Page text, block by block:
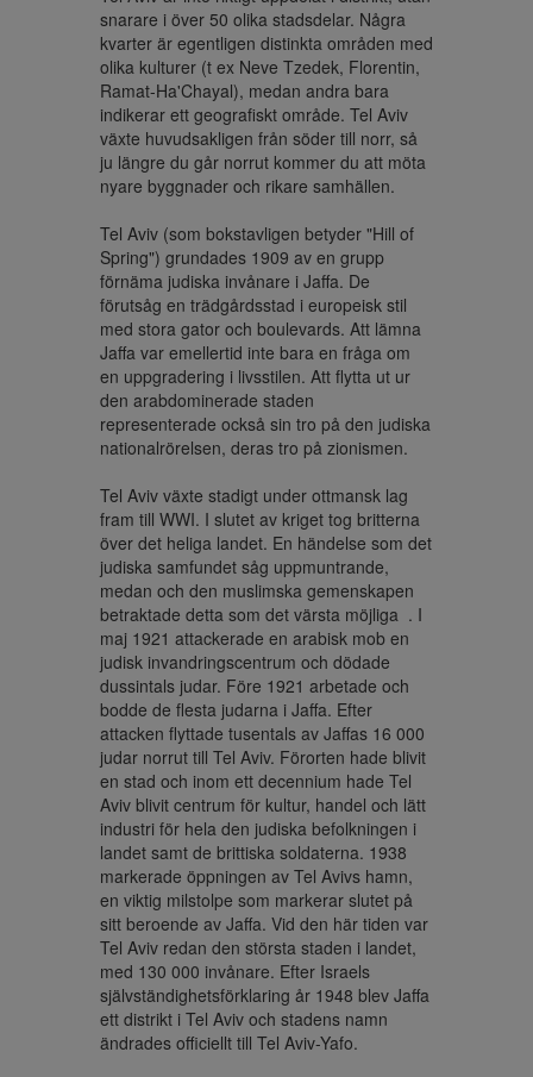
snarare i över 50 olika stadsdelar. Några
kvarter är egentligen distinkta områden med
olika kulturer (t ex Neve Tzedek, Florentin,
Ramat-Ha'Chayal), medan andra bara
indikerar ett geografiskt område. Tel Aviv
växte huvudsakligen från söder till norr, så
ju längre du går norrut kommer du att möta
nyare byggnader och rikare samhällen.
Tel Aviv (som bokstavligen betyder "Hill of
Spring") grundades 1909 av en grupp
förnäma judiska invånare i Jaffa. De
förutsåg en trädgårdsstad i europeisk stil
med stora gator och boulevards. Att lämna
Jaffa var emellertid inte bara en fråga om
en uppgradering i livsstilen. Att flytta ut ur
den arabdominerade staden
representerade också sin tro på den judiska
nationalrörelsen, deras tro på zionismen.
Tel Aviv växte stadigt under ottmansk lag
fram till WWI. I slutet av kriget tog britterna
över det heliga landet. En händelse som det
judiska samfundet såg uppmuntrande,
medan och den muslimska gemenskapen
betraktade detta som det värsta möjliga  . I
maj 1921 attackerade en arabisk mob en
judisk invandringscentrum och dödade
dussintals judar. Före 1921 arbetade och
bodde de flesta judarna i Jaffa. Efter
attacken flyttade tusentals av Jaffas 16 000
judar norrut till Tel Aviv. Förorten hade blivit
en stad och inom ett decennium hade Tel
Aviv blivit centrum för kultur, handel och lätt
industri för hela den judiska befolkningen i
landet samt de brittiska soldaterna. 1938
markerade öppningen av Tel Avivs hamn,
en viktig milstolpe som markerar slutet på
sitt beroende av Jaffa. Vid den här tiden var
Tel Aviv redan den största staden i landet,
med 130 000 invånare. Efter Israels
självständighetsförklaring år 1948 blev Jaffa
ett distrikt i Tel Aviv och stadens namn
ändrades officiellt till Tel Aviv-Yafo.